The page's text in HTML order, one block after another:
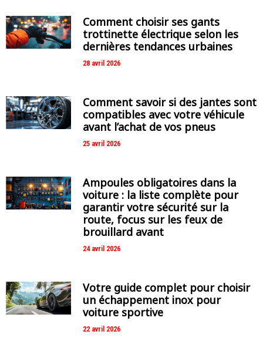
Comment choisir ses gants
trottinette électrique selon les
dernières tendances urbaines
28 avril 2026
Comment savoir si des jantes sont
compatibles avec votre véhicule
avant l’achat de vos pneus
25 avril 2026
Ampoules obligatoires dans la
voiture : la liste complète pour
garantir votre sécurité sur la
route, focus sur les feux de
brouillard avant
24 avril 2026
Votre guide complet pour choisir
un échappement inox pour
voiture sportive
22 avril 2026